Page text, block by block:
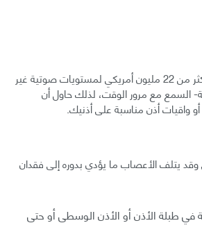
الضوضاء الصاخبة في المعامل الصادرة عن الآلات تعد أحد المسببات، إذ يتعرض أكثر من 22 مليون أمريكي لمستويات صوتية غير
السمع مع مرور الوقت، لذلك حاول أن
أذن مناسبة على أذنيك.
يتلف الأعصاب ما يؤدي بدوره إلى فقدان
في طبلة الأذن أو الأذن الوسطى أو حتى